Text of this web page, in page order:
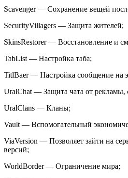
Scavenger — Сохранение вещей
SecurityVillagers — Защита жителей;
SkinsRestorer — Восстановление и
TabList — Настройка таба;
TitlBaer — Настройка сообщение на
UralChat — Защита чата от
UralClans — Кланы;
Vault — Вспомогательный
ViaVersion — Позволяет зайти на
версий;
WorldBorder — Ограничение мира;